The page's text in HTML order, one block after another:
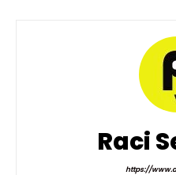
Raci
https://